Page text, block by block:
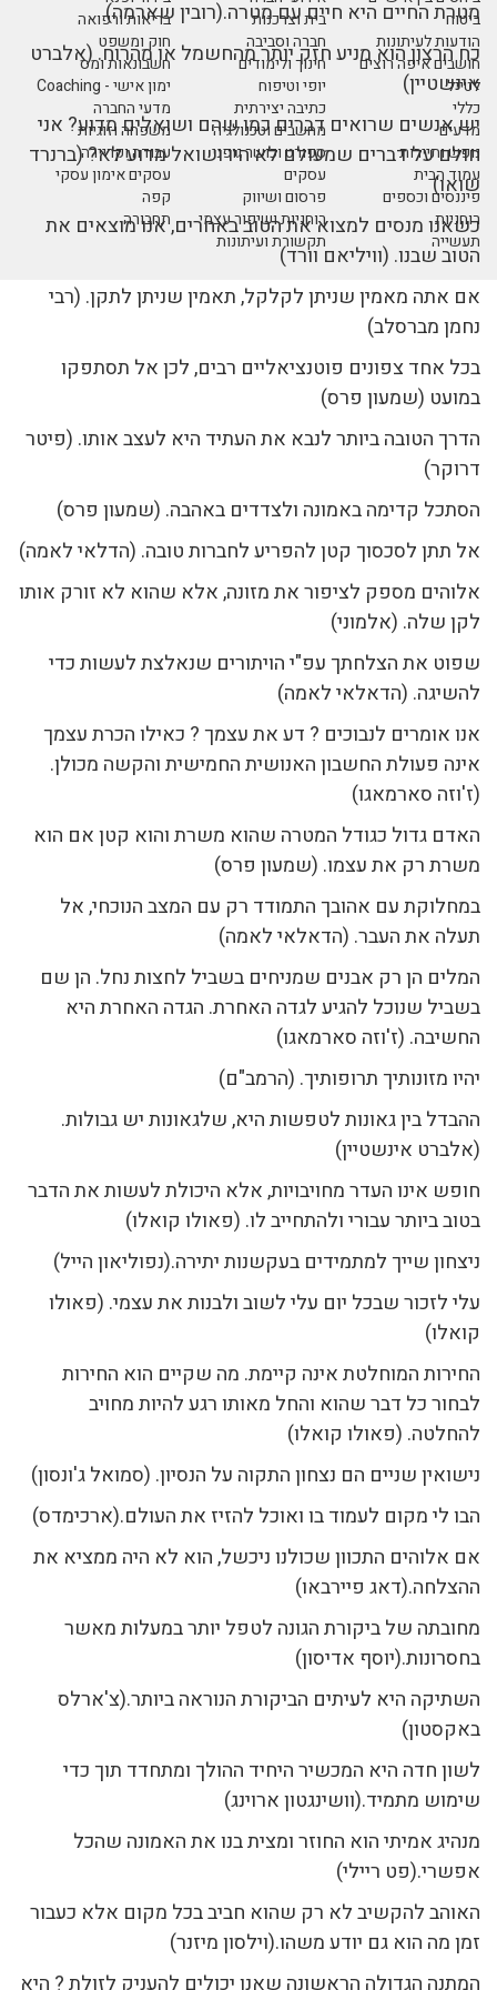
מטרת החיים היא חיים עם מטרה.(רובין שארמה)
כח הרצון הוא מניע חזק יותר מהחשמל או מהרוח. (אלברט
אינשטיין)
יש אנשים שרואים דברים כמו שהם ושואלים מדוע? אני
חולם על דברים שמעולם לא היו ושואל מדוע לא? (ברנרד
שואו)
כשאנו מנסים למצוא את הטוב באחרים, אנו מוצאים את
הטוב שבנו. (וויליאם וורד)
אם אתה מאמין שניתן לקלקל, תאמין שניתן לתקן. (רבי
נחמן מברסלב)
בכל אחד צפונים פוטנציאליים רבים, לכן אל תסתפקו
במועט (שמעון פרס)
הדרך הטובה ביותר לנבא את העתיד היא לעצב אותו. (פיטר
דרוקר)
הסתכל קדימה באמונה ולצדדים באהבה. (שמעון פרס)
אל תתן לסכסוך קטן להפריע לחברות טובה. (הדלאי לאמה)
אלוהים מספק לציפור את מזונה, אלא שהוא לא זורק אותו
לקן שלה. (אלמוני)
שפוט את הצלחתך עפ"י הויתורים שנאלצת לעשות כדי
להשיגה. (הדאלאי לאמה)
אנו אומרים לנבוכים ? דע את עצמך ? כאילו הכרת עצמך
אינה פעולת החשבון האנושית החמישית והקשה מכולן.
(ז'וזה סארמאגו)
האדם גדול כגודל המטרה שהוא משרת והוא קטן אם הוא
משרת רק את עצמו. (שמעון פרס)
במחלוקת עם אהובך התמודד רק עם המצב הנוכחי, אל
תעלה את העבר. (הדאלאי לאמה)
המלים הן רק אבנים שמניחים בשביל לחצות נחל. הן שם
בשביל שנוכל להגיע לגדה האחרת. הגדה האחרת היא
החשיבה. (ז'וזה סארמאגו)
יהיו מזונותיך תרופותיך. (הרמב"ם)
ההבדל בין גאונות לטפשות היא, שלגאונות יש גבולות.
(אלברט אינשטיין)
חופש אינו העדר מחויבויות, אלא היכולת לעשות את הדבר
בטוב ביותר עבורי ולהתחייב לו. (פאולו קואלו)
ניצחון שייך למתמידים בעקשנות יתירה.(נפוליאון הייל)
עלי לזכור שבכל יום עלי לשוב ולבנות את עצמי. (פאולו
קואלו)
החירות המוחלטת אינה קיימת. מה שקיים הוא החירות
לבחור כל דבר שהוא והחל מאותו רגע להיות מחויב
להחלטה. (פאולו קואלו)
נישואין שניים הם נצחון התקוה על הנסיון. (סמואל ג'ונסון)
הבו לי מקום לעמוד בו ואוכל להזיז את העולם.(ארכימדס)
אם אלוהים התכוון שכולנו ניכשל, הוא לא היה ממציא את
ההצלחה.(דאג פיירבאו)
מחובתה של ביקורת הגונה לטפל יותר במעלות מאשר
בחסרונות.(יוסף אדיסון)
השתיקה היא לעיתים הביקורת הנוראה ביותר.(צ'ארלס
באקסטון)
לשון חדה היא המכשיר היחיד ההולך ומתחדד תוך כדי
שימוש מתמיד.(וושינגטון ארוינג)
מנהיג אמיתי הוא החוזר ומצית בנו את האמונה שהכל
אפשרי.(פט ריילי)
האוהב להקשיב לא רק שהוא חביב בכל מקום אלא כעבור
זמן מה הוא גם יודע משהו.(וילסון מיזנר)
המתנה הגדולה הראשונה שאנו יכולים להעניק לזולת ? היא
ביטוח
בית וצרכנות
בריאות ורפואה
הודעות לעיתונות
חברה וסביבה
חוק ומשפט
חושבים איפה רוצים
לטייל
חינוך ולימודים
חשבונאות ומס
יופי וטיפוח
ימון אישי - Coaching
כללי
כתיבה יצירתית
מדעי החברה
מדעים
מחשבים וטכנולגיה
משפחה וזוגיות
נופש ותיירות
ספורט וכושר גופני
עבודה וקריירה
עמוד הבית
עסקים
עסקים אימון עסקי
פיננסים וכספים
פרסום ושיווק
קפה
רוחניות
רוחניות ושיפור עצמי
תחבורה
תעשייה
תקשורת ועיתונות